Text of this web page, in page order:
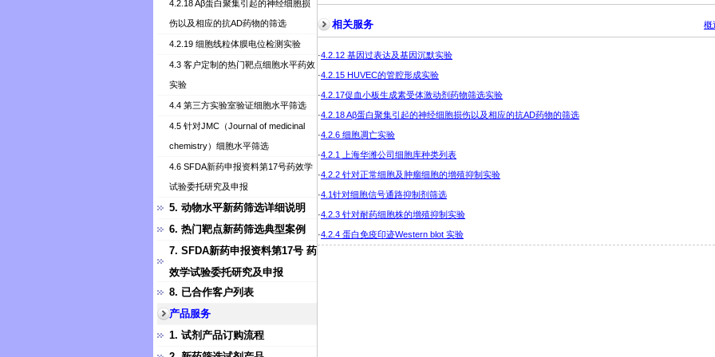
4.2.18 Aβ蛋白聚集引起的神经细胞损
伤以及相应的抗AD药物的筛选
4.2.19 细胞线粒体膜电位检测实验
4.3 客户定制的热门靶点细胞水平药效
实验
4.4 第三方实验室验证细胞水平筛选
4.5 针对JMC（Journal of medicinal
chemistry）细胞水平筛选
4.6 SFDA新药申报资料第17号药效学
试验委托研究及申报
5. 动物水平新药筛选详细说明
6. 热门靶点新药筛选典型案例
7. SFDA新药申报资料第17号 药
效学试验委托研究及申报
8. 已合作客户列表
产品服务
1. 试剂产品订购流程
相关服务 概
·4.2.12 基因过表达及基因沉默实验
·4.2.15 HUVEC的管腔形成实验
·4.2.17促血小板生成素受体激动剂药物筛选实验
·4.2.18 Aβ蛋白聚集引起的神经细胞损伤以及相应的抗AD药物的筛选
·4.2.6 细胞凋亡实验
·4.2.1 上海华潍公司细胞库种类列表
·4.2.2 针对正常细胞及肿瘤细胞的增殖抑制实验
·4.1针对细胞信号通路抑制剂筛选
·4.2.3 针对耐药细胞株的增殖抑制实验
·4.2.4 蛋白免疫印迹Western blot 实验